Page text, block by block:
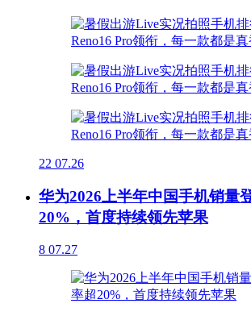
22 07.26
华为2026上半年中国手机销量
20%，首度持续领先苹果
8 07.27